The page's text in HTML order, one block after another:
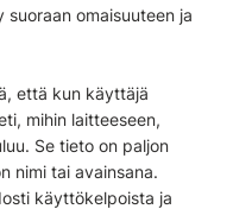
omaisuuteen ja
että kun käyttäjä
mihin laitteeseen,
Se tieto on paljon
nimi tai avainsana.
käyttökelpoista ja